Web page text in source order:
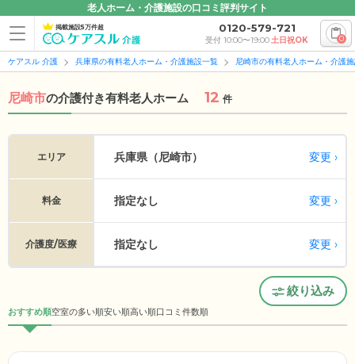
老人ホーム・介護施設の口コミ評判サイト
掲載施設5万件超 0120-579-721
受付 10:00〜19:00土日祝OK 0
ケアスル 介護 兵庫県の有料老人ホーム・介護施設一覧 尼崎市の有料老人ホーム・介護
尼崎市の介護付き有料老人ホーム 12 件
エリア 兵庫県（尼崎市） 変更
料金 指定なし 変更
介護度/医療 指定なし 変更
絞り込み
おすすめ順空室の多い順安い順高い順口コミ件数順